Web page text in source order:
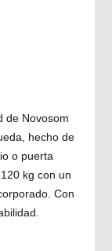
de Novosom
hecho de
o puerta
kg con un
Con